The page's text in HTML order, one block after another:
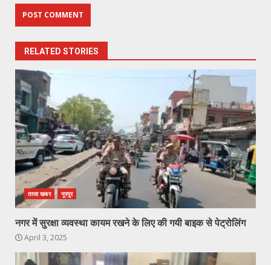
RELATED STORIES
ताजा खबर नूरपुर
नगर में सुरक्षा व्यवस्था कायम रखने के लिए की गयी बाइक से पेट्रोलिंग
April 3, 2025